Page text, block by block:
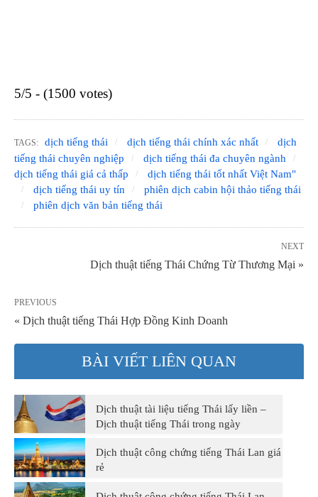
5/5 - (1500 votes)
TAGS: dịch tiếng thái dịch tiếng thái chính xác nhất
dịch
tiếng thái chuyên nghiệp
dịch tiếng thái đa chuyên ngành
dịch tiếng thái giá cả thấp
dịch tiếng thái tốt nhất Việt Nam"
dịch tiếng thái uy tín
phiên dịch cabin hội thảo tiếng thái
phiên dịch văn bản tiếng thái
NEXT
Dịch thuật tiếng Thái Chứng Từ Thương Mại »
PREVIOUS
« Dịch thuật tiếng Thái Hợp Đồng Kinh Doanh
BÀI VIẾT LIÊN QUAN
Dịch thuật tài liệu tiếng Thái lấy liền –
Dịch thuật tiếng Thái trong ngày
Dịch thuật công chứng tiếng Thái Lan giá
rẻ